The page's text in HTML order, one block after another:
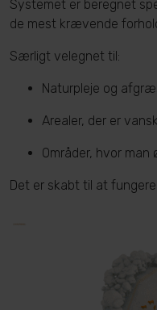
Systemet er beregnet
de mest krævende
Særligt velegnet til:
Naturpleje og
Arealer, der er
Områder, hvor
Det er skabt til at